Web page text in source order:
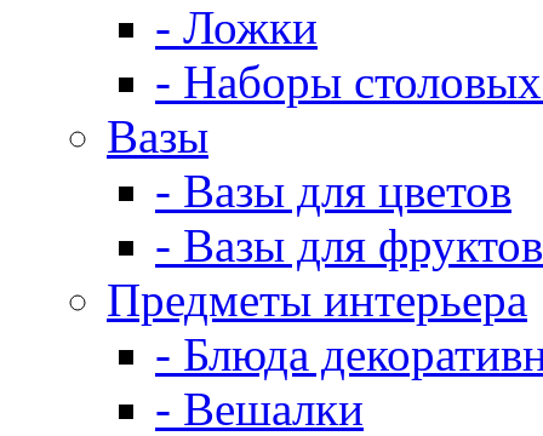
- Ложки
- Наборы
Вазы
- Вазы для цветов
- Вазы для фруктов
Предметы интерьера
- Блюда
- Вешалки